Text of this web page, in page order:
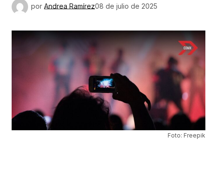
por Andrea Ramírez08 de julio de 2025
Foto: Freepik